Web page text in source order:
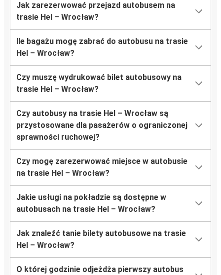
Jak zarezerwować przejazd autobusem na
trasie Hel – Wrocław?
Ile bagażu mogę zabrać do autobusu na trasie
Hel – Wrocław?
Czy muszę wydrukować bilet autobusowy na
trasie Hel – Wrocław?
Czy autobusy na trasie Hel – Wrocław są
przystosowane dla pasażerów o ograniczonej
sprawności ruchowej?
Czy mogę zarezerwować miejsce w autobusie
na trasie Hel – Wrocław?
Jakie usługi na pokładzie są dostępne w
autobusach na trasie Hel – Wrocław?
Jak znaleźć tanie bilety autobusowe na trasie
Hel – Wrocław?
O której godzinie odjeżdża pierwszy autobus